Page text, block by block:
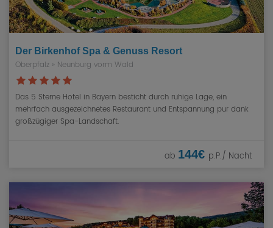
Der Birkenhof Spa & Genuss Resort
Oberpfalz » Neunburg vorm Wald
Das 5 Sterne Hotel in Bayern besticht durch ruhige Lage, ein
mehrfach ausgezeichnetes Restaurant und Entspannung pur dank
großzügiger Spa-Landschaft.
ab 144€ p.P./ Nacht